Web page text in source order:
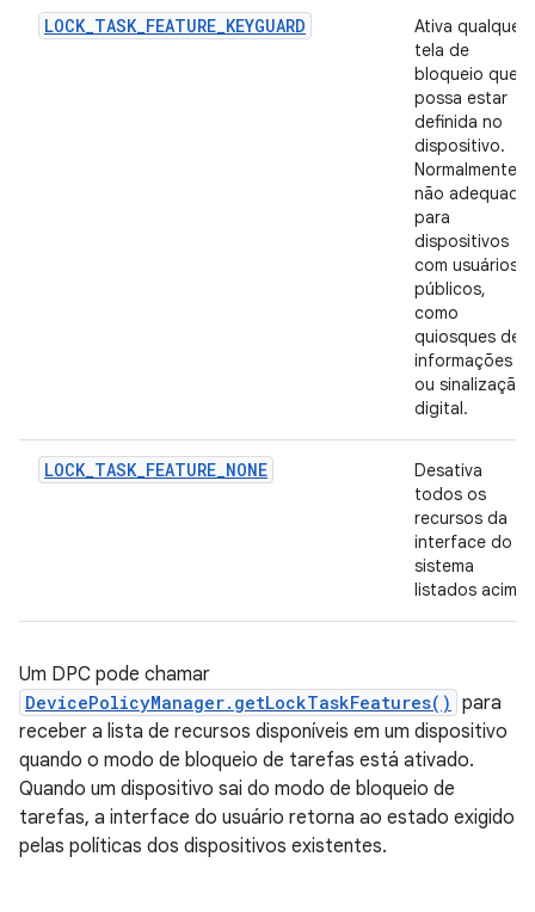
LOCK_TASK_FEATURE_KEYGUARD
Ativa qualquer
tela de
bloqueio que
possa estar
definida no
dispositivo.
Normalmente,
não adequado
para
dispositivos
com usuários
públicos,
como
quiosques de
informações
ou sinalização
digital.
LOCK_TASK_FEATURE_NONE
Desativa
todos os
recursos da
interface do
sistema
listados acima.
Um DPC pode chamar
DevicePolicyManager.getLockTaskFeatures() para
receber a lista de recursos disponíveis em um dispositivo
quando o modo de bloqueio de tarefas está ativado.
Quando um dispositivo sai do modo de bloqueio de
tarefas, a interface do usuário retorna ao estado exigido
pelas políticas dos dispositivos existentes.